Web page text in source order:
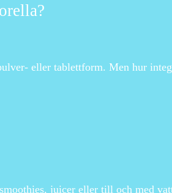
eller tablettform. Men hur
juicer eller till och med